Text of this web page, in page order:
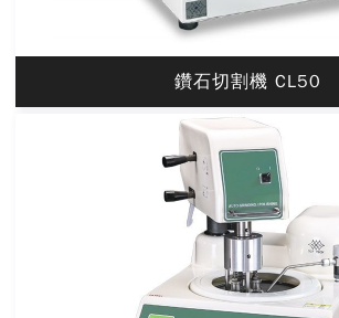
鑽石切割機 CL50